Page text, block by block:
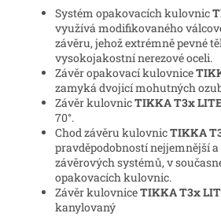
Systém opakovacích kulovnic
využívá modifikovaného
závěru, jehož extrémně pevné
vysokojakostní nerezové oceli.
Závěr opakovací kulovnice
zamyká dvojicí mohutných
Závěr kulovnicTIKKA T3x
70°.
Chod závěru kulovnicTIKKA
pravděpodobností nejjemnější
závěrových systémů, v
opakovacích kulovnic.
Závěr kulovniceTIKKA T3x
kanylovaný